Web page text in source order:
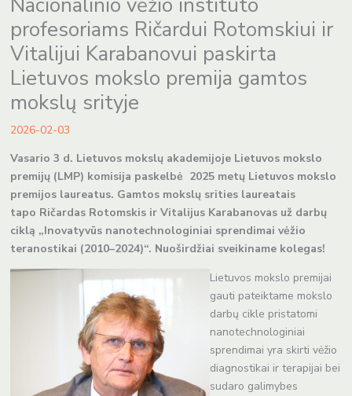
profesoriams Ričardui Rotomskiui ir
Vitalijui Karabanovui paskirta
Lietuvos mokslo premija gamtos
mokslų srityje
2026-02-03
Vasario 3 d. Lietuvos mokslų akademijoje Lietuvos mokslo
premijų (LMP) komisija paskelbė 2025 metų Lietuvos mokslo
premijos laureatus. Gamtos mokslų srities laureatais
tapo Ričardas Rotomskis ir Vitalijus Karabanovasuž darbų
ciklą „Inovatyvūs nanotechnologiniai sprendimai vėžio
teranostikai (2010–2024)“. Nuoširdžiai sveikiname kolegas!
Lietuvos mokslo premijai
gauti pateiktame mokslo
darbų cikle pristatomi
nanotechnologiniai
sprendimai yra skirti vėžio
diagnostikai ir terapijai bei
sudaro galimybes